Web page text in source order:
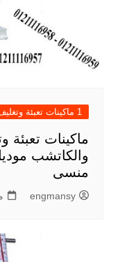
1 ماكينات تعبئة وتغليف السوائل فى اكياس
ماكينات تعبئة
منسى
engmansy